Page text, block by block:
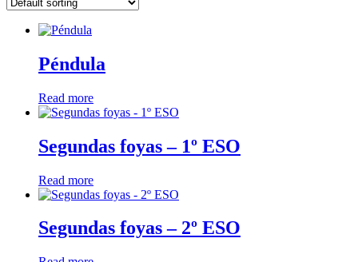
Péndula
Read more
Segundas foyas – 1º ESO
Read more
Segundas foyas – 2º ESO